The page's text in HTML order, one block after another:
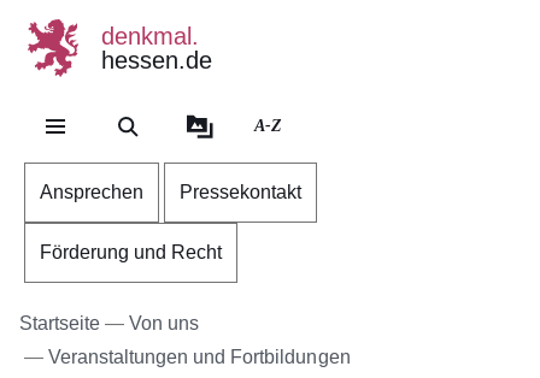
denkmal.
hessen.de
A-Z
Ansprechen Pressekontakt
Förderung und Recht
Startseite
Von uns
Veranstaltungen und Fortbildungen